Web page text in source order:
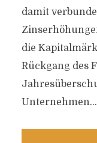
damit
die
Rückgang des
Unternehmen...